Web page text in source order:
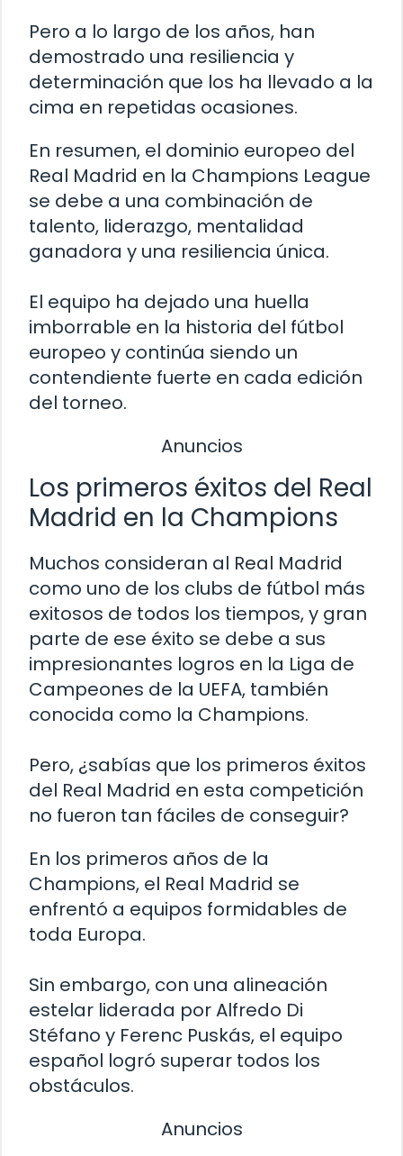
Pero a lo largo de los años, han
demostrado una resiliencia y
determinación que los ha llevado a la
cima en repetidas ocasiones.
En resumen, el dominio europeo del
Real Madrid en la Champions League
se debe a una combinación de
talento, liderazgo, mentalidad
ganadora y una resiliencia única.
El equipo ha dejado una huella
imborrable en la historia del fútbol
europeo y continúa siendo un
contendiente fuerte en cada edición
del torneo.
Anuncios
Los primeros éxitos del Real
Madrid en la Champions
Muchos consideran al Real Madrid
como uno de los clubs de fútbol más
exitosos de todos los tiempos, y gran
parte de ese éxito se debe a sus
impresionantes logros en la Liga de
Campeones de la UEFA, también
conocida como la Champions.
Pero, ¿sabías que los primeros éxitos
del Real Madrid en esta competición
no fueron tan fáciles de conseguir?
En los primeros años de la
Champions, el Real Madrid se
enfrentó a equipos formidables de
toda Europa.
Sin embargo, con una alineación
estelar liderada por Alfredo Di
Stéfano y Ferenc Puskás, el equipo
español logró superar todos los
obstáculos.
Anuncios